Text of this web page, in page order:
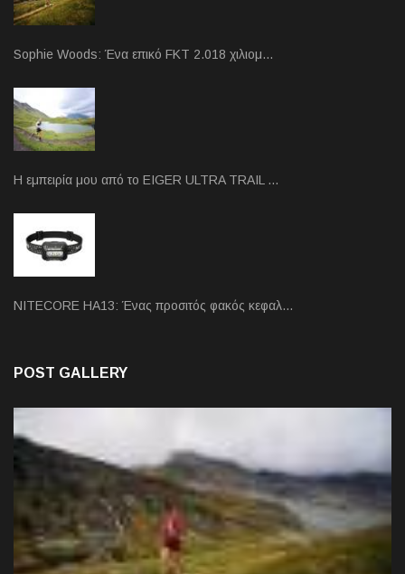
Sophie Woods: Ένα επικό FKT 2.018 χιλιομ…
Η εμπειρία μου από το EIGER ULTRA TRAIL …
NITECORE HA13: Ένας προσιτός φακός κεφαλ…
POST GALLERY